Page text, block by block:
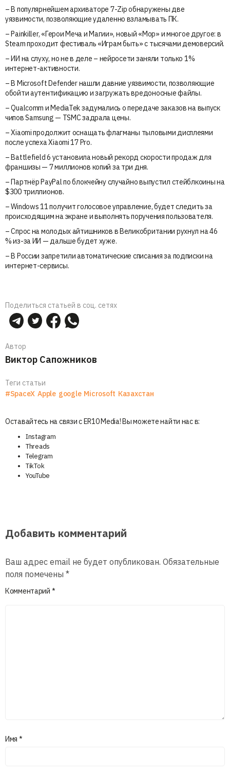
– В популярнейшем архиваторе 7-Zip обнаружены две
уязвимости, позволяющие удаленно взламывать ПК.
– Painkiller, «Герои Меча и Магии», новый «Мор» и многое другое: в
Steam проходит фестиваль «Играм быть» с тысячами демоверсий.
– ИИ на слуху, но не в деле – нейросети заняли только 1%
интернет-активности.
– В Microsoft Defender нашли давние уязвимости, позволяющие
обойти аутентификацию и загружать вредоносные файлы.
– Qualcomm и MediaTek задумались о передаче заказов на выпуск
чипов Samsung — TSMC задрала цены.
– Xiaomi продолжит оснащать флагманы тыловыми дисплеями
после успеха Xiaomi 17 Pro.
– Battlefield 6 установила новый рекорд скорости продаж для
франшизы — 7 миллионов копий за три дня.
– Партнёр PayPal по блокчейну случайно выпустил стейблкоины на
$300 триллионов.
– Windows 11 получит голосовое управление, будет следить за
происходящим на экране и выполнять поручения пользователя.
– Спрос на молодых айтишников в Великобритании рухнул на 46
% из-за ИИ — дальше будет хуже.
– В России запретили автоматические списания за подписки на
интернет-сервисы.
Поделиться статьей в соц. сетях
Автор
Виктор Сапожников
Теги статьи
#SpaceX Apple google Microsoft Казахстан
Оставайтесь на связи с ER10 Media! Вы можете найти нас в:
Instagram
Threads
Telegram
TikTok
YouTube
Добавить комментарий
Ваш адрес email не будет опубликован. Обязательные
поля помечены *
Комментарий *
Имя *